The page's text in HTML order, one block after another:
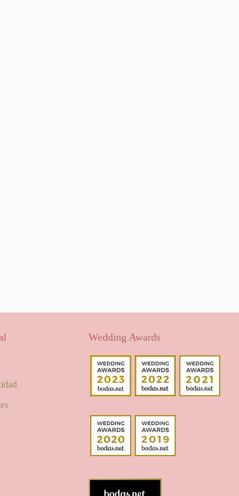
Wedding Awards